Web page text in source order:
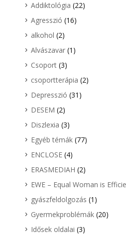
Addiktológia (22)
Agresszió (16)
alkohol (2)
Alvászavar(1)
Csoport(3)
csoportterápia (2)
Depresszió (31)
DESEM (2)
Diszlexia (3)
Egyéb témák(77)
ENCLOSE(4)
ERASMEDIAH (2)
EWE – Equal Woman is
gyászfeldolgozás (1)
Gyermekproblémák(20)
Idősek oldalai (3)